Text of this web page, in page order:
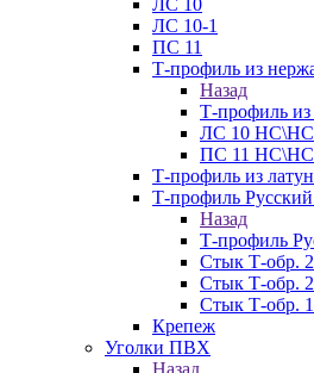
ЛС 10
ЛС 10-1
ПС 11
Т-профиль из
Назад
Т-профиль
ЛС 10
ПС 11
Т-профиль из
Т-профиль
Назад
Т-профиль
Стык Т-обр.
Стык Т-обр.
Стык Т-обр.
Крепеж
Уголки ПВХ
Назад